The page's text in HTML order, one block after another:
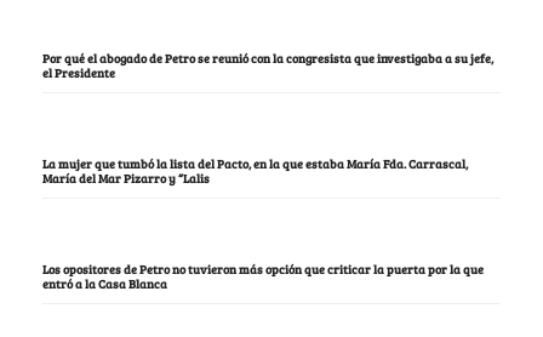
Por qué el abogado de Petro se reunió con la congresista que investigaba a su jefe,
el Presidente
La mujer que tumbó la lista del Pacto, en la que estaba María Fda. Carrascal,
María del Mar Pizarro y “Lalis
Los opositores de Petro no tuvieron más opción que criticar la puerta por la que
entró a la Casa Blanca